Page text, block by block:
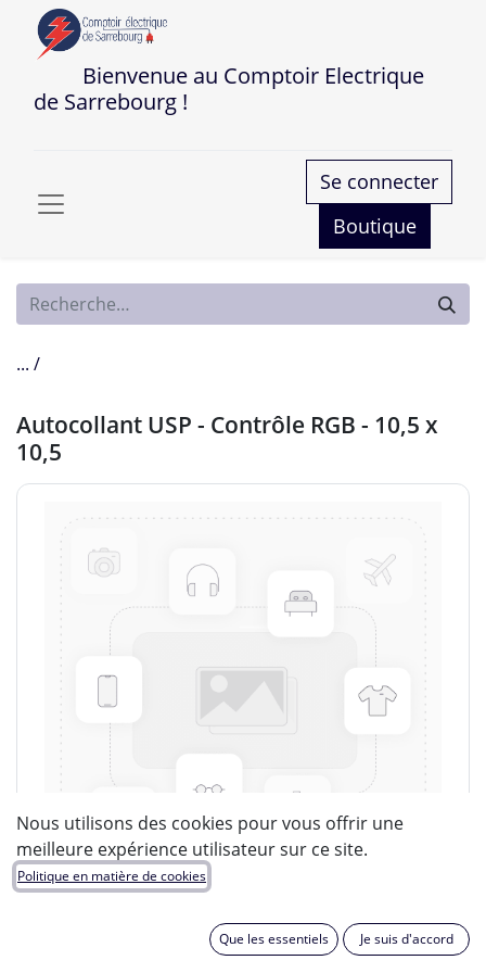
Bienvenue au Comptoir Electrique
de Sarrebourg !
Se connecter
Boutique
... /
Autocollant USP - Contrôle RGB - 10,5 x
10,5
Nous utilisons des cookies pour vous offrir une
meilleure expérience utilisateur sur ce site.
Politique en matière de cookies
Que les essentiels Je suis d'accord